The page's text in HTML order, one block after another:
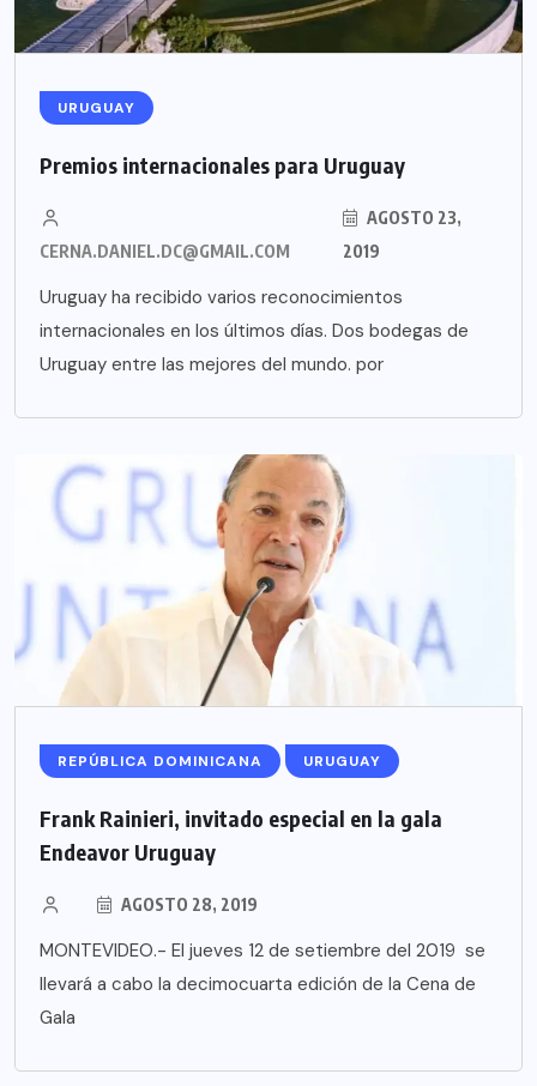
URUGUAY
Premios internacionales para Uruguay
CERNA.DANIEL.DC@GMAIL.COM
AGOSTO 23,
2019
Uruguay ha recibido varios reconocimientos
internacionales en los últimos días. Dos bodegas de
Uruguay entre las mejores del mundo. por
REPÚBLICA DOMINICANA URUGUAY
Frank Rainieri, invitado especial en la gala
Endeavor Uruguay
AGOSTO 28, 2019
MONTEVIDEO.- El jueves 12 de setiembre del 2019 se
llevará a cabo la decimocuarta edición de la Cena de
Gala